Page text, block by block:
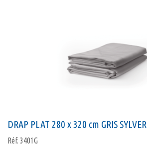
DRAP PLAT 280 x 320 cm GRIS SYLVER
Réf. 3401G